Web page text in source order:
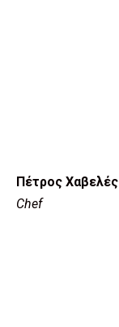
Πέτρος Χαβελές
Chef